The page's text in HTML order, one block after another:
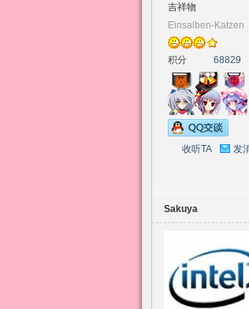
吉祥物
Einsalben-Katzen
积分 68829
收听TA 发
Sakuya